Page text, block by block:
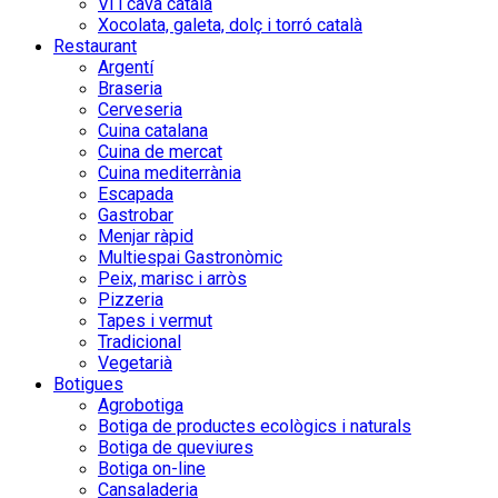
Xocolata, galeta, dolç i torró català
Restaurant
Argentí
Braseria
Cerveseria
Cuina catalana
Cuina de mercat
Cuina mediterrània
Escapada
Gastrobar
Menjar ràpid
Multiespai Gastronòmic
Peix, marisc i arròs
Pizzeria
Tapes i vermut
Tradicional
Vegetarià
Botigues
Agrobotiga
Botiga de productes ecològics i naturals
Botiga de queviures
Botiga on-line
Cansaladeria